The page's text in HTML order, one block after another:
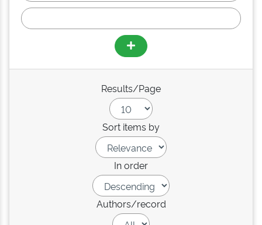
Results/Page
Sort items by
In order
Authors/record